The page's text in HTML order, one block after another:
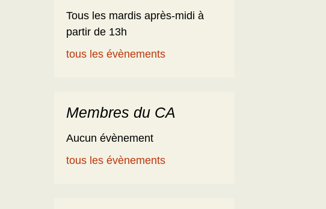
Tous les mardis après-midi à
partir de 13h
tous les évènements
Membres du CA
Aucun évènement
tous les évènements